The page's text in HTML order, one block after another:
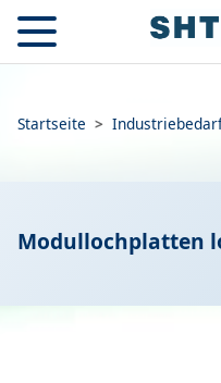
Startseite >
Modullochplatten